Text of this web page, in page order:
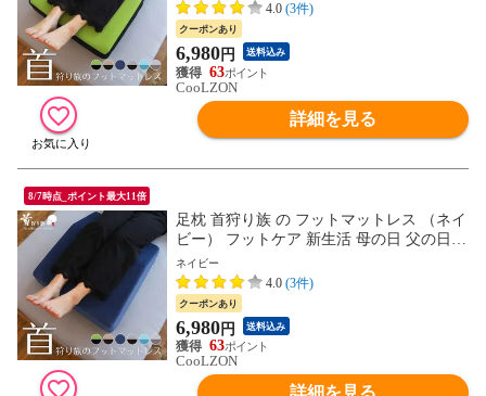
4.0 (3件)
クーポンあり
6,980円 送料込み
63
CooLZON
詳細を見る
8/7時点_ポイント最大11倍
足枕 首狩り族 の フットマットレス （ネイ
ビー） フットケア 新生活 母の日 父の日
ギフト MG プレゼント お父さん
ネイビー
4.0 (3件)
クーポンあり
6,980円 送料込み
63
CooLZON